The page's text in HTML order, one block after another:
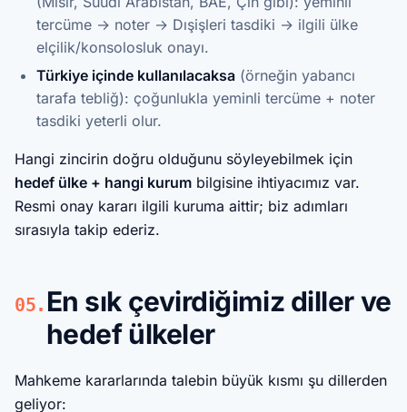
tercüme → noter → Dışişleri tasdiki → ilgili ülke
elçilik/konsolosluk onayı.
Türkiye içinde kullanılacaksa (örneğin yabancı
tarafa tebliğ): çoğunlukla yeminli tercüme + noter
tasdiki yeterli olur.
Hangi zincirin doğru olduğunu söyleyebilmek için
hedef ülke + hangi kurum bilgisine ihtiyacımız var.
Resmi onay kararı ilgili kuruma aittir; biz adımları
sırasıyla takip ederiz.
05. En sık çevirdiğimiz diller ve
hedef ülkeler
Mahkeme kararlarında talebin büyük kısmı şu dillerden
geliyor: